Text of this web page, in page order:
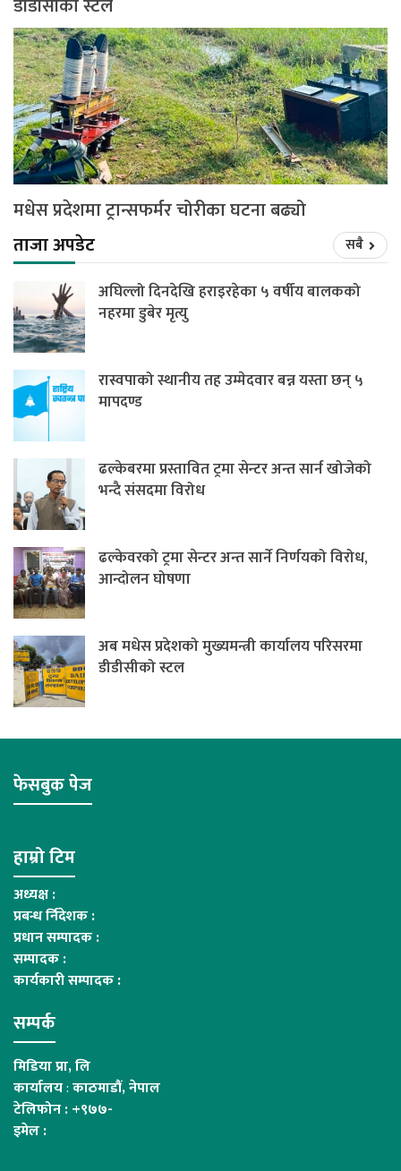
डीडीसीको स्टल
मधेस प्रदेशमा ट्रान्सफर्मर चोरीका घटना बढ्यो
ताजा अपडेट
सबै
अघिल्लो दिनदेखि हराइरहेका ५ वर्षीय बालकको
नहरमा डुबेर मृत्यु
रास्वपाको स्थानीय तह उम्मेदवार बन्न यस्ता छन् ५
मापदण्ड
ढल्केबरमा प्रस्तावित ट्रमा सेन्टर अन्त सार्न खोजेको
भन्दै संसदमा विरोध
ढल्केवरको ट्रमा सेन्टर अन्त सार्ने निर्णयको विरोध,
आन्दोलन घोषणा
अब मधेस प्रदेशको मुख्यमन्त्री कार्यालय परिसरमा
डीडीसीको स्टल
फेसबुक पेज
हाम्रो टिम
अध्यक्ष :
प्रबन्ध र्निदेशक :
प्रधान सम्पादक :
सम्पादक :
कार्यकारी सम्पादक :
सम्पर्क
मिडिया प्रा, लि
कार्यालय:काठमाडौं, नेपाल
टेलिफोन : +९७७-
इमेल :